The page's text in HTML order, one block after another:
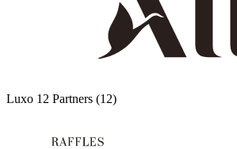
Luxo 12 Partners (12)